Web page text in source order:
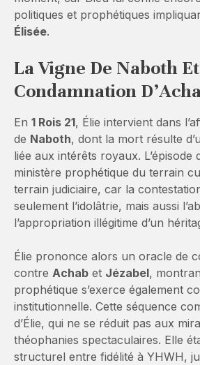
politiques et prophétiques
Élisée.
La Vigne De Naboth
Condamnation
En 1 Rois 21, Élie intervient dans
de Naboth, dont la mort résulte
liée aux intérêts royaux. L’épisode
ministère prophétique du terrain
terrain judiciaire, car la
seulement l’idolâtrie, mais aussi
l’appropriation illégitime d’un
Élie prononce alors un oracle de
contre Achab et Jézabel,
prophétique s’exerce également
institutionnelle. Cette séquence
d’Élie, qui ne se réduit pas aux
théophanies spectaculaires. Elle
structurel entre fidélité à YHWH,